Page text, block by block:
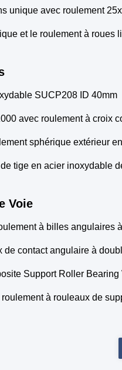
unique avec roulement
et le roulement à roues
SUCP208 ID 40mm
avec roulement à croix
sphérique extérieur
tige en acier inoxydable
Voie
à billes angulaires
de contact angulaire à
Support Roller Bearing
à rouleaux de